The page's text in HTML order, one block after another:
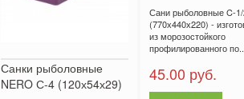
Санки рыболовные
NERO С-4 (120х54х29)
Сани рыболовные C-
(770х440х220) -
из морозостойкого
профилированного по..
45.00 руб.